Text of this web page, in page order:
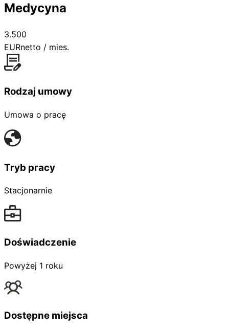
Medycyna
3.500
EURnetto / mies.
Rodzaj umowy
Umowa o pracę
Tryb pracy
Stacjonarnie
Doświadczenie
Powyżej 1 roku
Dostępne miejsca